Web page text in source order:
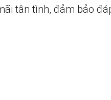
tận tình, đảm bảo